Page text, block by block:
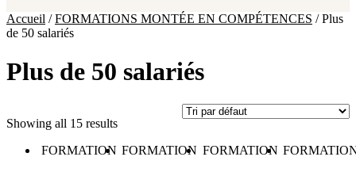
Accueil /FORMATIONS MONTÉE EN COMPÉTENCES / Plus
de 50 salariés
Plus de 50 salariés
Showing all 15 results
FORMATION FORMATION FORMATION